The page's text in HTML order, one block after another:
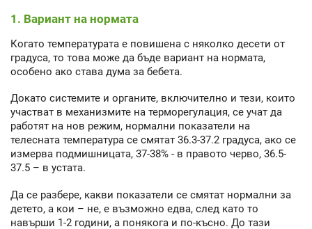
1. Вариант на нормата
Когато температурата е повишена с няколко десети от
градуса, то това може да бъде вариант на нормата,
особено ако става дума за бебета.
Докато системите и органите, включително и тези, които
участват в механизмите на терморегулация, се учат да
работят на нов режим, нормални показатели на
телесната температура се смятат 36.3-37.2 градуса, ако се
измерва подмишницата, 37-38% - в правото черво, 36.5-
37.5 – в устата.
Да се разбере, какви показатели се смятат нормални за
детето, а кои – не, е възможно едва, след като то
навърши 1-2 години, а понякога и по-късно. До тази